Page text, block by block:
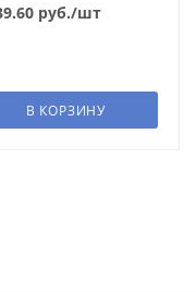
руб./шт
В КОРЗИНУ